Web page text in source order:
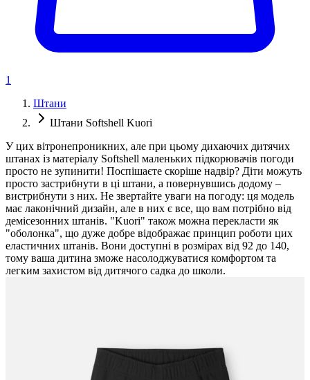
1
Штани
Штани Softshell Kuori
У цих вітронепроникних, але при цьому дихаючих дитячих
штанах із матеріалу Softshell маленьких підкорювачів погоди
просто не зупинити! Поспішаєте скоріше надвір? Діти можуть
просто застрибнути в ці штани, а повернувшись додому –
вистрибнути з них. Не звертайте уваги на погоду: ця модель
має лаконічний дизайн, але в них є все, що вам потрібно від
демісезонних штанів. "Kuori" також можна перекласти як
"оболонка", що дуже добре відображає принцип роботи цих
еластичних штанів. Вони доступні в розмірах від 92 до 140,
тому ваша дитина зможе насолоджуватися комфортом та
легким захистом від дитячого садка до школи.